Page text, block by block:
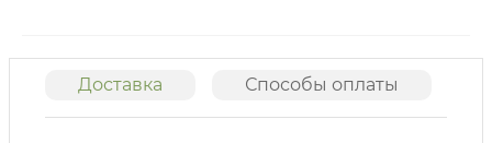
Доставка Способы оплаты